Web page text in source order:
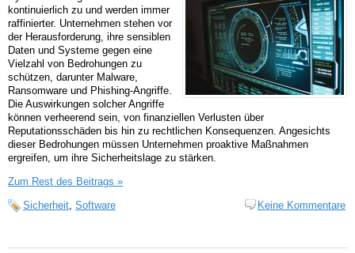
kontinuierlich zu und werden immer
raffinierter. Unternehmen stehen vor
der Herausforderung, ihre sensiblen
Daten und Systeme gegen eine
Vielzahl von Bedrohungen zu
schützen, darunter Malware,
Ransomware und Phishing-Angriffe.
Die Auswirkungen solcher Angriffe
können verheerend sein, von finanziellen Verlusten über
Reputationsschäden bis hin zu rechtlichen Konsequenzen. Angesichts
dieser Bedrohungen müssen Unternehmen proaktive Maßnahmen
ergreifen, um ihre Sicherheitslage zu stärken.
Zum Rest des Beitrags »
Sicherheit Software Keine Kommentare